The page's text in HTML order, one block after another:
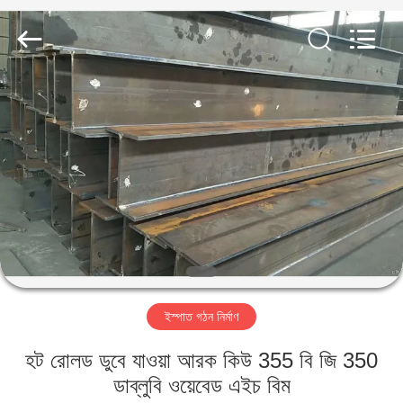
বাড়ি
পণ্য
ভিডিও
ভিআর
শো
আমাদের
KaFa
Fabrication
Co.,
Ltd..
All
Rights
Reserved.
ইস্পাত গঠন নির্মাণ
হট রোলড ডুবে যাওয়া আরক কিউ 355 বি জি 350
ডাব্লুবি ওয়েবেড এইচ বিম